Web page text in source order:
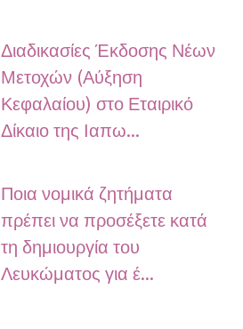
Διαδικασίες Έκδοσης Νέων
Μετοχών (Αύξηση
Κεφαλαίου) στο Εταιρικό
Δίκαιο της Ιαπω...
Ποια νομικά ζητήματα
πρέπει να προσέξετε κατά
τη δημιουργία του
Λευκώματος για έ...